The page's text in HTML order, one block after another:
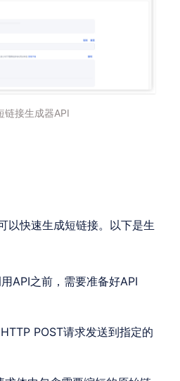
链接生成器API
以快速生成短链接。以下是生
用API之前，需要准备好API
POST请求发送到指定的